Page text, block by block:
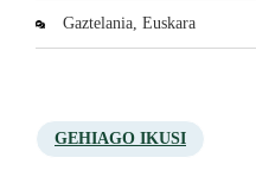
Gaztelania, Euskara
GEHIAGO IKUSI